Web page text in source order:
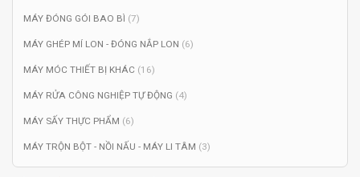
MÁY ĐÓNG GÓI BAO BÌ (7)
MÁY GHÉP MÍ LON - ĐÓNG NẮP LON (6)
MÁY MÓC THIẾT BỊ KHÁC (16)
MÁY RỬA CÔNG NGHIỆP TỰ ĐỘNG (4)
MÁY SẤY THỰC PHẨM (6)
MÁY TRỘN BỘT - NỒI NẤU - MÁY LI TÂM (3)